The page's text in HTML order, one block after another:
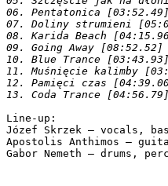
06.
07. Doliny strumieni
08. Karida Beach
09. Going Away [08:52.52]
10. Blue Trance [03:43.93]
11. Muśnięcie kalimby
12. Pamięci czas
13. Coda Trance [04:56.79]
Line-up:
Józef Skrzek — vocals,
Apostolis Anthimos —
Gabor Nemeth — drums,